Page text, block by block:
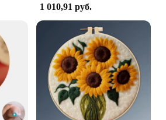
1 010,91 руб.